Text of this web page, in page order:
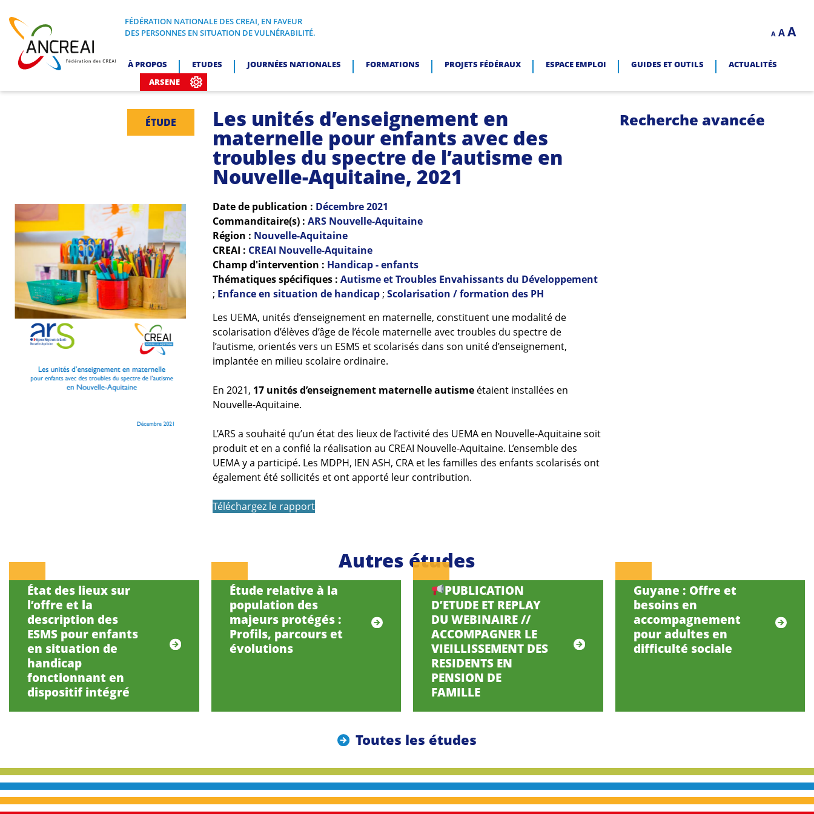
content
ANCREAI
FÉDÉRATION NATIONALE DES CREAI, EN FAVEUR DES PERSONNES EN SITUATION DE VULNÉRABILITÉ.
FÉDÉRATION NATIONALE DES CREAI, EN FAVEUR
DES PERSONNES EN SITUATION DE VULNÉRABILITÉ.
A
Decrease
font
A Reset
A
À PROPOS ETUDES JOURNÉES NATIONALES FORMATIONS PROJETS FÉDÉRAUX ESPACE EMPLOI GUIDES ET OUTILS
ACTUALITÉS
ARSENE
ÉTUDE Les unités d’enseignement en
maternelle pour enfants avec des
troubles du spectre de l’autisme en
Nouvelle-Aquitaine, 2021
Date de publication : Décembre2021
Commanditaire(s) : ARS Nouvelle-Aquitaine
Région : Nouvelle-Aquitaine
CREAI : CREAI Nouvelle-Aquitaine
Champ d'intervention : Handicap - enfants
Thématiques spécifiques : Autisme et Troubles Envahissants du Développement
; Enfance en situation de handicap; Scolarisation / formation des PH
Les UEMA, unités d’enseignement en maternelle, constituent une modalité de
scolarisation d’élèves d’âge de l’école maternelle avec troubles du spectre de
l’autisme, orientés vers un ESMS et scolarisés dans son unité d’enseignement,
implantée en milieu scolaire ordinaire.
En 2021, 17 unités d’enseignement maternelle autismeétaient installées en
Nouvelle-Aquitaine.
L’ARS a souhaité qu’un état des lieux de l’activité des UEMA en Nouvelle-Aquitaine soit
produit et en a confié la réalisation au CREAI Nouvelle-Aquitaine. L’ensemble des
UEMA y a participé. Les MDPH, IEN ASH, CRA et les familles des enfants scolarisés ont
également été sollicités et ont apporté leur contribution.
Téléchargez le rapport
Recherche avancée
Autres études
État des lieux sur
l’offre et la
description des
ESMS pour enfants
en situation de
handicap
fonctionnant en
dispositif intégré
Étude relative à la
population des
majeurs protégés :
Profils, parcours et
évolutions
PUBLICATION
D’ETUDE ET REPLAY
DU WEBINAIRE //
ACCOMPAGNER LE
VIEILLISSEMENT DES
RESIDENTS EN
PENSION DE
FAMILLE
Guyane : Offre et
besoins en
accompagnement
pour adultes en
difficulté sociale
Toutes les études